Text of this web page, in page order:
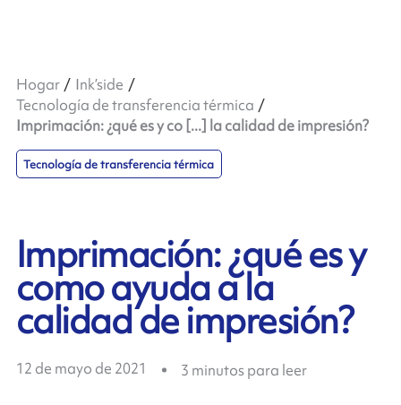
Hogar
Ink’side
Tecnología de transferencia térmica
Imprimación: ¿qué es y co [...] la calidad de impresión?
Tecnología de transferencia térmica
Imprimación: ¿qué es y
como ayuda a la
calidad de impresión?
12 de mayo de 2021 3 minutos para leer